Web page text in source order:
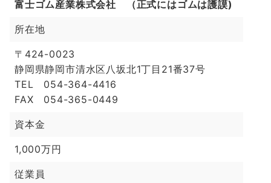
富士ゴム産業株式会社 （正式にはゴムは護謨)
所在地
〒424-0023
静岡県静岡市清水区八坂北1丁目21番37号
TEL 054-364-4416
FAX 054-365-0449
資本金
1,000万円
従業員